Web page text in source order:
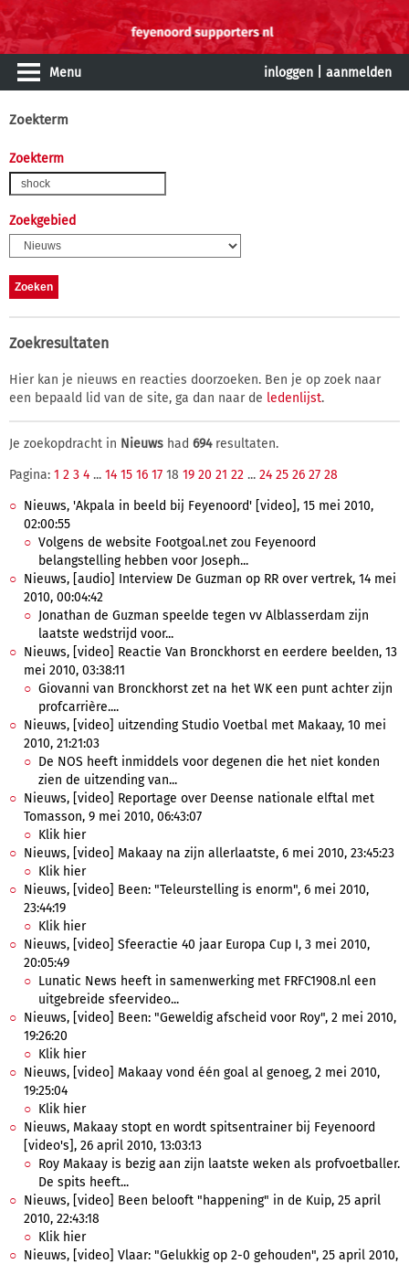
Menu inloggen aanmelden
Zoekterm
Zoekterm
Zoekgebied
Zoekresultaten
Hier kan je nieuws en reacties doorzoeken. Ben je op zoek naar
een bepaald lid van de site, ga dan naar de ledenlijst.
Je zoekopdracht in Nieuws had 694resultaten.
Pagina: 1 2 3 4 ... 14 15 16 17 18 19 20 21 22 ... 24 25 26 27 28
Nieuws, 'Akpala in beeld bij Feyenoord' [video], 15 mei 2010,
02:00:55
Volgens de website Footgoal.net zou Feyenoord
belangstelling hebben voor Joseph...
Nieuws, [audio] Interview De Guzman op RR over vertrek, 14 mei
2010, 00:04:42
Jonathan de Guzman speelde tegen vv Alblasserdam zijn
laatste wedstrijd voor...
Nieuws, [video] Reactie Van Bronckhorst en eerdere beelden, 13
mei 2010, 03:38:11
Giovanni van Bronckhorst zet na het WK een punt achter zijn
profcarrière....
Nieuws, [video] uitzending Studio Voetbal met Makaay, 10 mei
2010, 21:21:03
De NOS heeft inmiddels voor degenen die het niet konden
zien de uitzending van...
Nieuws, [video] Reportage over Deense nationale elftal met
Tomasson, 9 mei 2010, 06:43:07
Klik hier
Nieuws, [video] Makaay na zijn allerlaatste, 6 mei 2010, 23:45:23
Klik hier
Nieuws, [video] Been: "Teleurstelling is enorm", 6 mei 2010,
23:44:19
Klik hier
Nieuws, [video] Sfeeractie 40 jaar Europa Cup I, 3 mei 2010,
20:05:49
Lunatic News heeft in samenwerking met FRFC1908.nl een
uitgebreide sfeervideo...
Nieuws, [video] Been: "Geweldig afscheid voor Roy", 2 mei 2010,
19:26:20
Klik hier
Nieuws, [video] Makaay vond één goal al genoeg, 2 mei 2010,
19:25:04
Klik hier
Nieuws, Makaay stopt en wordt spitsentrainer bij Feyenoord
[video's], 26 april 2010, 13:03:13
Roy Makaay is bezig aan zijn laatste weken als profvoetballer.
De spits heeft...
Nieuws, [video] Been belooft "happening" in de Kuip, 25 april
2010, 22:43:18
Klik hier
Nieuws, [video] Vlaar: "Gelukkig op 2-0 gehouden", 25 april 2010,